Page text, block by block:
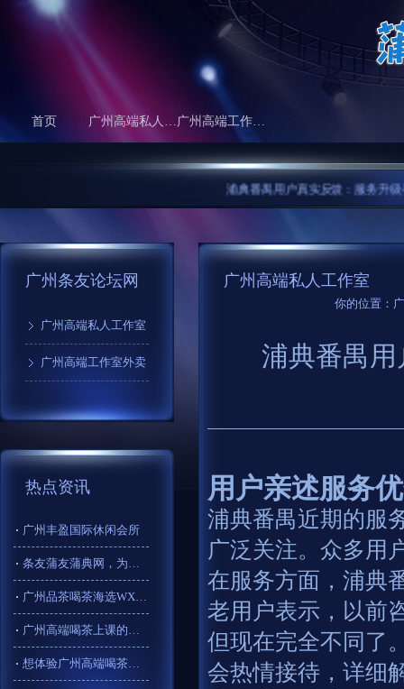
首页 广州高端私人工作室 广州高端工作室外卖
浦典番禺用户真实反馈：服务升级与
广州条友论坛网
广州高端私人工作室
广州高端工作室外卖
热点资讯
广州丰盈国际休闲会所
条友蒲友蒲典网，为广州高端喝茶体验添彩！
广州品茶喝茶海选WX的隐私保护建议
广州高端喝茶上课的课程安排
想体验广州高端喝茶？条友网、蒲友网、蒲典网别错过！
广州高端私人工作室
你的位置：
浦典番禺
用户亲述服务
浦典番禺近期的服
广泛关注。众多用
在服务方面，浦典
老用户表示，以前
但现在完全不同了
会热情接待，详细